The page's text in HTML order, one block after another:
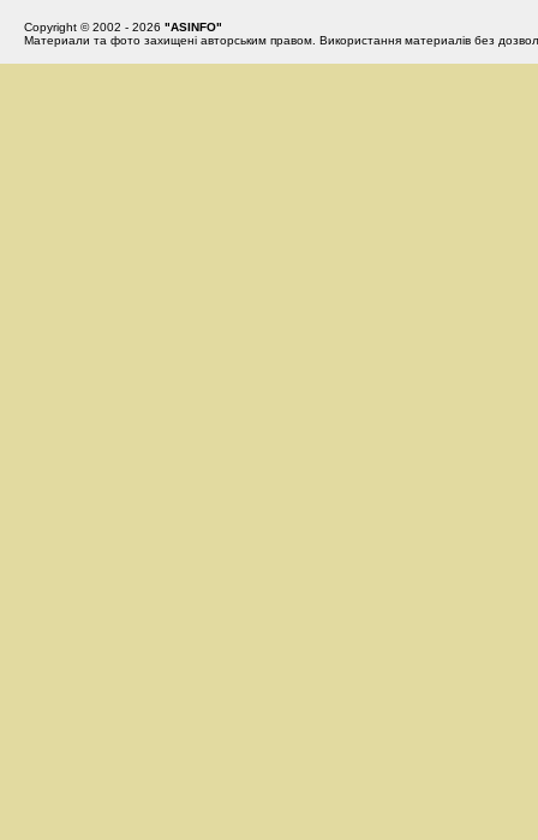
Copyright © 2002 - 2026 "ASINFO"
Материали та фото захищені авторським правом. Використання материалів без